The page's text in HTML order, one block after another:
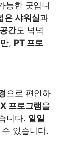
능한 곳입니
은 샤워실과
간도 넉넉
, PT 프로
으로 편안하
프로그램을
니다. 일일
수 있습니다.